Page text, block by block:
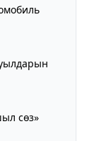
сөз»